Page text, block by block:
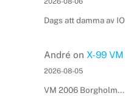
Dags att damma av
André on X-99
2026-08-05
VM 2006 Borgholm...